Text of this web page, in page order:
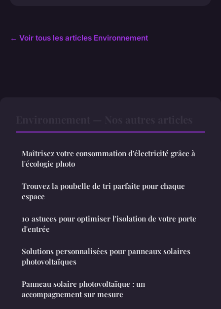
← Voir tous les articles Environnement
Maîtrisez votre consommation d'électricité grâce à
l'écologie photo
Trouvez la poubelle de tri parfaite pour chaque
espace
10 astuces pour optimiser l'isolation de votre porte
d'entrée
Solutions personnalisées pour panneaux solaires
photovoltaïques
Panneau solaire photovoltaïque : un
accompagnement sur mesure